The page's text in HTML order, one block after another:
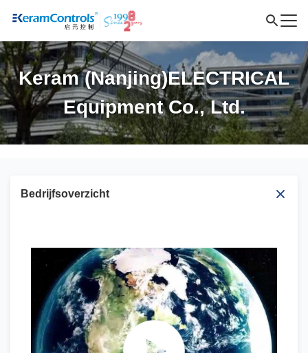
Keram (Nanjing)ELECTRICAL
Equipment Co., Ltd.
Bedrijfsoverzicht